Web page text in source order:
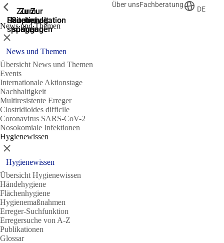
Zur
Suche
springen
Zur
Hauptnavigation
springen
Zur
Hauptnavigation
springen
Zum
Hauptinhalt
springen
Zum
Seitenende
springen
Über unsFachberatung
DE
News und Themen
Zeige vorherige
Schließen
News und Themen
Übersicht News und Themen
Events
Internationale Aktionstage
Nachhaltigkeit
Multiresistente Erreger
Clostridioides difficile
Coronavirus SARS-CoV-2
Nosokomiale Infektionen
Hygienewissen
Zeige vorherige
Schließen
Hygienewissen
Übersicht Hygienewissen
Händehygiene
Flächenhygiene
Hygienemaßnahmen
Erreger-Suchfunktion
Erregersuche von A-Z
Publikationen
Glossar
Zeige vorherige